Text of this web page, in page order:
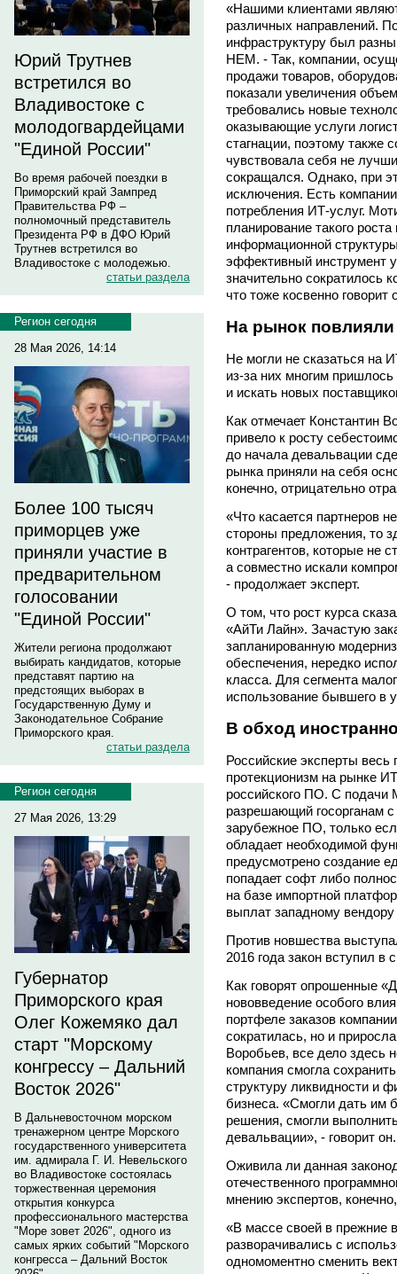
Юрий Трутнев
встретился во
Владивостоке с
молодогвардейцами
"Единой России"
Во время рабочей поездки в
Приморский край Зампред
Правительства РФ –
полномочный представитель
Президента РФ в ДФО Юрий
Трутнев встретился во
Владивостоке с молодежью.
статьи раздела
Регион сегодня
28 Мая 2026, 14:14
Более 100 тысяч
приморцев уже
приняли участие в
предварительном
голосовании
"Единой России"
Жители региона продолжают
выбирать кандидатов, которые
представят партию на
предстоящих выборах в
Государственную Думу и
Законодательное Собрание
Приморского края.
статьи раздела
Регион сегодня
27 Мая 2026, 13:29
Губернатор
Приморского края
Олег Кожемяко дал
старт "Морскому
конгрессу – Дальний
Восток 2026"
В Дальневосточном морском
тренажерном центре Морского
государственного университета
им. адмирала Г. И. Невельского
во Владивостоке состоялась
торжественная церемония
открытия конкурса
профессионального мастерства
"Море зовет 2026", одного из
самых ярких событий "Морского
конгресса – Дальний Восток
«Нашими клиентами
различных направлений.
инфраструктуру был
НЕМ. - Так, компании,
продажи товаров,
показали увеличения
требовались новые
оказывающие услуги
стагнации, поэтому также
чувствовала себя не
сокращался. Однако, при
исключения. Есть
потребления ИТ-услуг.
планирование такого
информационной
эффективный инструмент
значительно сократилось
что тоже косвенно говорит
На рынок повлияли
Не могли не сказаться на
из-за них многим
и искать новых
Как отмечает Константин
привело к росту
до начала девальвации
рынка приняли на себя
конечно, отрицательно
«Что касается партнеров
стороны предложения, то
контрагентов, которые не
а совместно искали
- продолжает эксперт.
О том, что рост курса
«АйТи Лайн». Зачастую
запланированную
обеспечения, нередко
класса. Для сегмента
использование бывшего в
В обход
Российские эксперты
протекционизм на рынке
российского ПО. С подачи
разрешающий госорганам с
зарубежное ПО, только
обладает необходимой
предусмотрено создание
попадает софт либо
на базе импортной
выплат западному
Против новшества
2016 года закон вступил в
Как говорят опрошенные
нововведение особого
портфеле заказов
сократилась, но и
Воробьев, все дело здесь
компания смогла
структуру ликвидности и
бизнеса. «Смогли дать им
решения, смогли
девальвации», - говорит он.
Оживила ли данная
отечественного
мнению экспертов,
«В массе своей в прежние
разворачивались с
одномоментно сменить